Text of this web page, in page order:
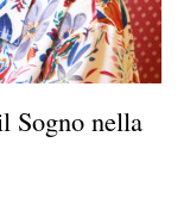
Sogno nella